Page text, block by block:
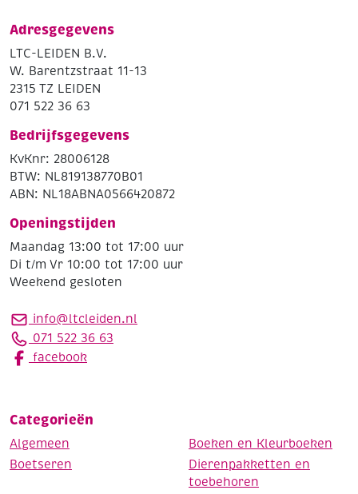
Adresgegevens
LTC-LEIDEN B.V.
W. Barentzstraat 11-13
2315 TZ LEIDEN
071 522 36 63
Bedrijfsgegevens
KvKnr: 28006128
BTW: NL819138770B01
ABN: NL18ABNA0566420872
Openingstijden
Maandag 13:00 tot 17:00 uur
Di t/m Vr 10:00 tot 17:00 uur
Weekend gesloten
info@ltcleiden.nl
071 522 36 63
facebook
Categorieën
Algemeen
Boeken en Kleurboeken
Boetseren
Dierenpakketten en
toebehoren